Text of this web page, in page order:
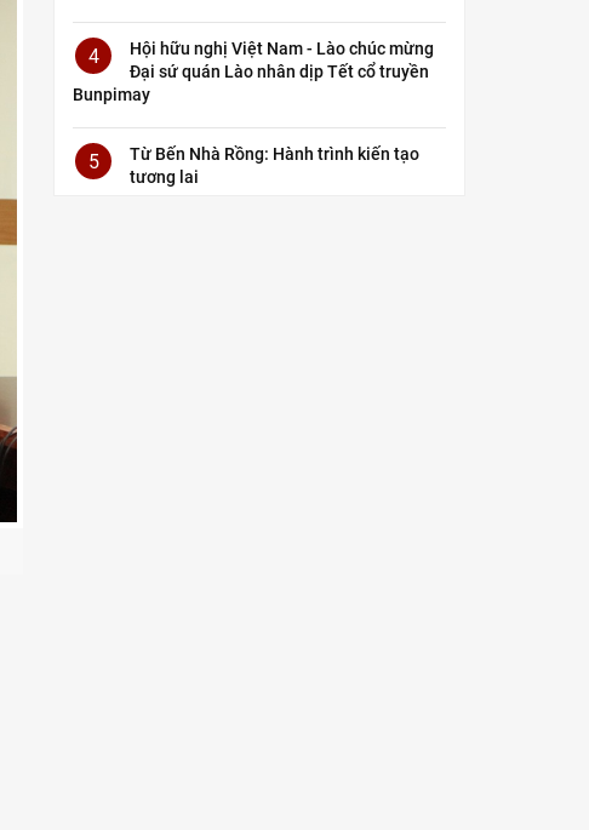
4
Hội hữu nghị Việt Nam - Lào chúc mừng
Đại sứ quán Lào nhân dịp Tết cổ truyền
Bunpimay
5
Từ Bến Nhà Rồng: Hành trình kiến tạo
tương lai